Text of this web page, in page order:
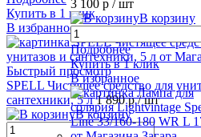
3 100 р / шт
В корзину
Подробнее
Купить в 1 клик
В избранное
Купить в 1 клик
В избранное
Быстрый просмотр
SPELL Чистящее средство для
сантехники, 5 л 1 890 р/ шт
В корзину